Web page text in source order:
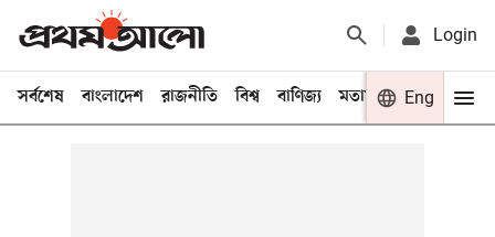
Login
সর্বশেষ বাংলাদেশ রাজনীতি বিশ্ব বাণিজ্য মতামত খেলা
Eng